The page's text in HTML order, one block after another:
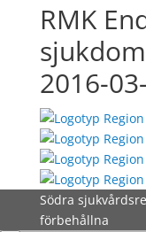
RMK
2016-
Södra
förbehållna